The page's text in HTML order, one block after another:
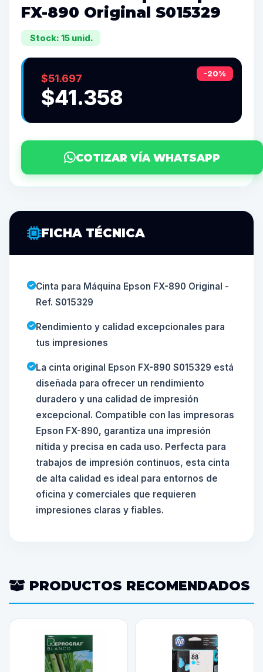
FX-890 Original S015329
Stock: 15 unid.
-20%
$51.697
$41.358
COTIZAR VÍA WHATSAPP
FICHA TÉCNICA
Cinta para Máquina Epson FX-890 Original -
Ref. S015329
Rendimiento y calidad excepcionales para
tus impresiones
La cinta original Epson FX-890 S015329 está
diseñada para ofrecer un rendimiento
duradero y una calidad de impresión
excepcional. Compatible con las impresoras
Epson FX-890, garantiza una impresión
nítida y precisa en cada uso. Perfecta para
trabajos de impresión continuos, esta cinta
de alta calidad es ideal para entornos de
oficina y comerciales que requieren
impresiones claras y fiables.
PRODUCTOS RECOMENDADOS